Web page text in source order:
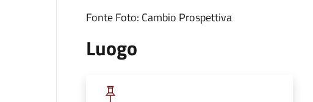
Fonte Foto: Cambio Prospettiva
Luogo